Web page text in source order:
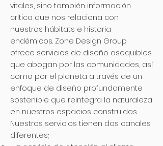
vitales, sino también información
crítica que nos relaciona con
nuestros hábitats e historia
endémicos. Zone Design Group
ofrece servicios de diseño asequibles
que abogan por las comunidades, así
como por el planeta a través de un
enfoque de diseño profundamente
sostenible que reintegra la naturaleza
en nuestros espacios construidos.
Nuestros servicios tienen dos canales
diferentes;